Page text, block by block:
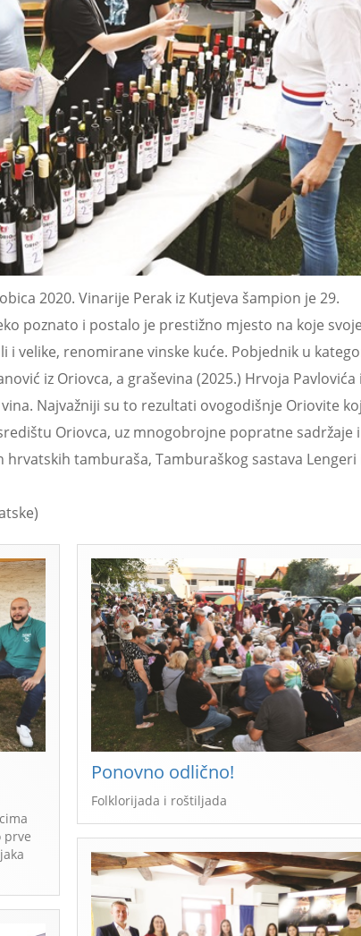
2020. Vinarije Perak iz Kutjeva šampion je 29.
poznato i postalo je prestižno mjesto na koje svoje
velike, renomirane vinske kuće. Pobjednik u
iz Oriovca, a graševina (2025.) Hrvoja Pavlovića
Najvažniji su to rezultati ovogodišnje Oriovite
Oriovca, uz mnogobrojne popratne sadržaje i
tamburaša, Tamburaškog sastava Lengeri
prve
Ponovno odlično!
Folklorijada i roštiljada